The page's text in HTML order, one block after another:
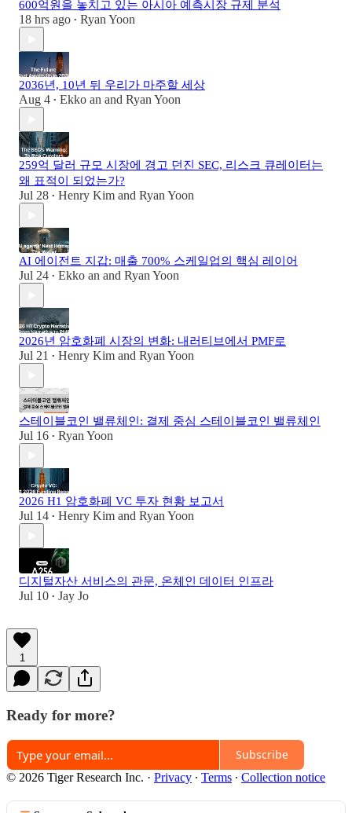
600억원을 놓치고 있는 아시아 예측시장 규제 분석
18 hrs ago • Ryan Yoon
2036년, 10년 뒤 우리가 마주할 세상
Aug 4 • Ekko an and Ryan Yoon
259억 달러 규모 시장에 경고 던진 SEC, 리스크 큐레이터는
왜 표적이 되었는가?
Jul 28 • Henry Kim and Ryan Yoon
AI 에이전트 지갑: 매출 700% 스케일업의 핵심 레이어
Jul 24 • Ekko an and Ryan Yoon
2026년 암호화폐 시장의 변화: 내러티브에서 PMF로
Jul 21 • Henry Kim and Ryan Yoon
스테이블코인 밸류체인: 결제 중심 스테이블코인 밸류체인
Jul 16 • Ryan Yoon
2026 H1 암호화폐 VC 투자 현황 보고서
Jul 14 • Henry Kim and Ryan Yoon
디지털자산 서비스의 관문, 온체인 데이터 인프라
Jul 10 • Jay Jo
1
Ready for more?
Subscribe
© 2026 Tiger Research Inc. · Privacy ∙ Terms ∙ Collection notice